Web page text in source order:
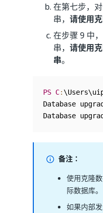
在第七步，
串， 请使用
在步骤 9 中
串， 请使用
串。
PS C:
Database
Database
备注：
使用克隆
际数据库。
如果内部